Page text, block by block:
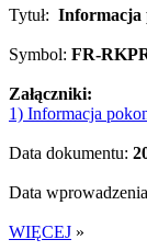
Tytuł: Informacja
Symbol: FR-
Załączniki:
1) Informacja
Data dokumentu:
Data
WIĘCEJ »